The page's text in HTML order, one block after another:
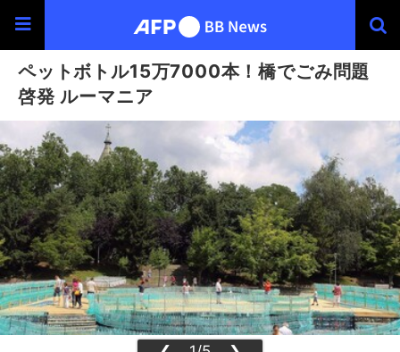
ペットボトル15万7000本！橋でごみ問題
啓発 ルーマニア